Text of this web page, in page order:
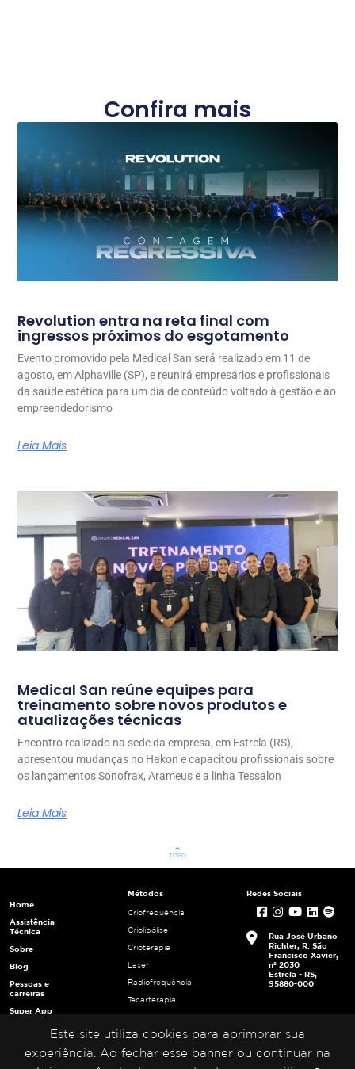
Este site utiliza cookies para aprimorar sua
experiência. Ao fechar esse banner ou continuar na
Confira mais
Revolution entra na reta final com
ingressos próximos do esgotamento
Evento promovido pela Medical San será realizado em 11 de
agosto, em Alphaville (SP), e reunirá empresários e profissionais
da saúde estética para um dia de conteúdo voltado à gestão e ao
empreendedorismo
Leia Mais
Medical San reúne equipes para
treinamento sobre novos produtos e
atualizações técnicas
Encontro realizado na sede da empresa, em Estrela (RS),
apresentou mudanças no Hakon e capacitou profissionais sobre
os lançamentos Sonofrax, Arameus e a linha Tessalon
Leia Mais
keyboard_arrow_up
TOPO
Home
Assistência
Técnica
Sobre
Blog
Pessoas e
carreiras
Super App
Multiplicadores
Portal da
Métodos
Criofrequência
Criolipólise
Crioterapia
Laser
Radiofrequência
Tecarterapia
Ultrafrequência
Ultrassom
Redes Sociais
Rua José Urbano
Richter, R. São
Francisco Xavier,
nº 2030
Estrela - RS,
95880-000